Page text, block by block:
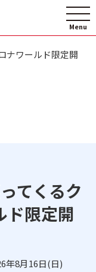
ナワールド限定開
てくるク
ド限定開
年8月16日(日)